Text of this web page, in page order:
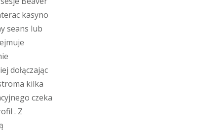
kasyno
seans lub
dołączając
kilka
czeka
. Z